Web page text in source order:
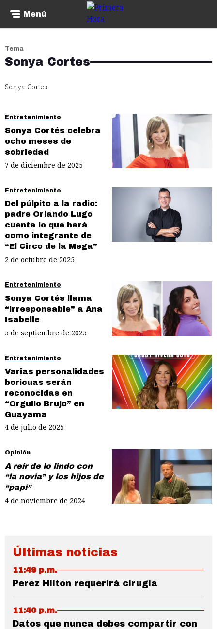
Menú
Tema
Sonya Cortes
Sonya Cortes
Entretenimiento
Sonya Cortés celebra
ocho meses de
sobriedad
7 de diciembre de 2025
Entretenimiento
Del púlpito a la radio:
padre Orlando Lugo
cuenta lo que hará
como integrante de
“El Circo de la Mega”
2 de octubre de 2025
Entretenimiento
Sonya Cortés llama
“irresponsable” a Ana
Isabelle
5 de septiembre de 2025
Entretenimiento
Varias personalidades
boricuas serán
reconocidas en
“Orgullo Brujo” en
Guayama
4 de julio de 2025
Opinión
A reír de lo lindo con
“la novia” y los hijos de
“papi”
4 de noviembre de 2024
Últimas noticias
11:49 p.m.
Perez Hilton requerirá cirugía
11:40 p.m.
Datos que nunca debes compartir con